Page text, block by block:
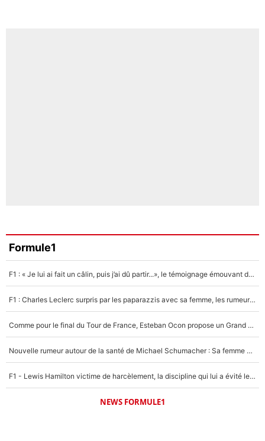
Formule1
F1 : « Je lui ai fait un câlin, puis j’ai dû partir...», le témoignage émouvant de Max Verstappen sur sa fille
F1 : Charles Leclerc surpris par les paparazzis avec sa femme, les rumeurs étaient vraies !
Comme pour le final du Tour de France, Esteban Ocon propose un Grand Prix de Formule 1 à Paris : «Autour de l’Arc de Triomphe, ce serait génial» !
Nouvelle rumeur autour de la santé de Michael Schumacher : Sa femme Corinna sort du silence
F1 - Lewis Hamilton victime de harcèlement, la discipline qui lui a évité le pire : «J'aurais probablement mal tourné»
NEWS FORMULE1